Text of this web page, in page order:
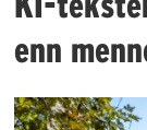
enn